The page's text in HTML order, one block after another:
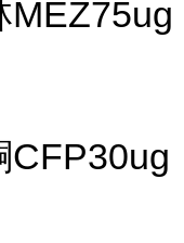
MEZ75ug
CFP30ug